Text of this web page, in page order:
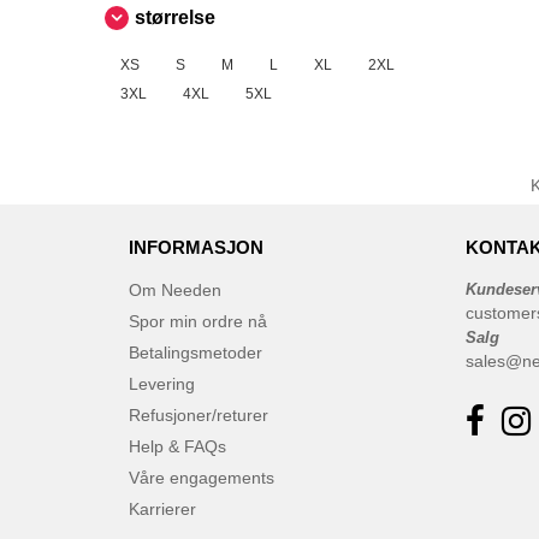
(1)
SF Men
Spiro (4)
TIGER
Tee Jays
Tombo (3)
VELILLA (3)
VESTI (5)
størrelse
XS S M L XL
2XL
3XL
4XL 5XL
INFORMASJON
Om Needen
Spor min ordre nå
Betalingsmetoder
Levering
Refusjoner/returer
Help & FAQs
Våre engagements
Karrierer
Salg